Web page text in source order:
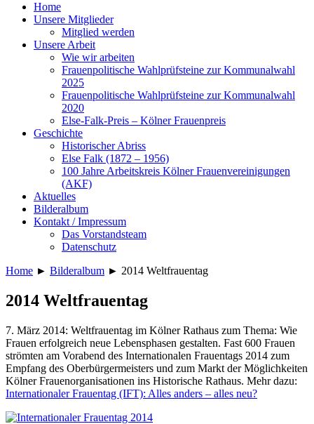
Home
Unsere Mitglieder
Mitglied werden
Unsere Arbeit
Wie wir arbeiten
Frauenpolitische Wahlprüfsteine zur Kommunalwahl
2025
Frauenpolitische Wahlprüfsteine zur Kommunalwahl
2020
Else-Falk-Preis – Kölner Frauenpreis
Geschichte
Historischer Abriss
Else Falk (1872 – 1956)
100 Jahre Arbeitskreis Kölner Frauenvereinigungen
(AKF)
Aktuelles
Bilderalbum
Kontakt / Impressum
Das Vorstandsteam
Datenschutz
Home ► Bilderalbum ► 2014 Weltfrauentag
2014 Weltfrauentag
7. März 2014: Weltfrauentag im Kölner Rathaus zum Thema: Wie
Frauen erfolgreich neue Lebensphasen gestalten. Fast 600 Frauen
strömten am Vorabend des Internationalen Frauentags 2014 zum
Empfang des Oberbürgermeisters und zum Markt der Möglichkeiten
Kölner Frauenorganisationen ins Historische Rathaus. Mehr dazu:
Internationaler Frauentag (IFT): Alles anders – alles neu?